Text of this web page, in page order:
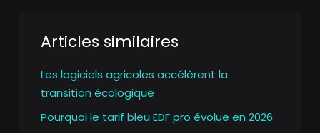
Articles similaires
Les logiciels agricoles accélèrent la
transition écologique
Pourquoi le tarif bleu EDF pro évolue en 2026